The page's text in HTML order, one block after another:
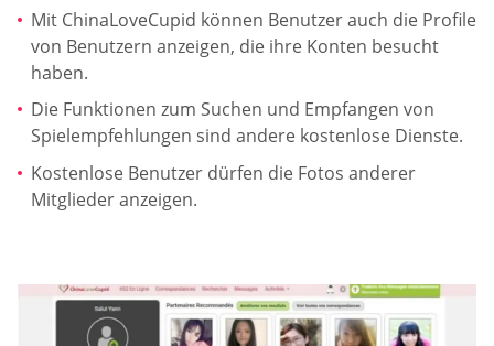
Mit ChinaLoveCupid können Benutzer auch die Profile
von Benutzern anzeigen, die ihre Konten besucht
haben.
Die Funktionen zum Suchen und Empfangen von
Spielempfehlungen sind andere kostenlose Dienste.
Kostenlose Benutzer dürfen die Fotos anderer
Mitglieder anzeigen.